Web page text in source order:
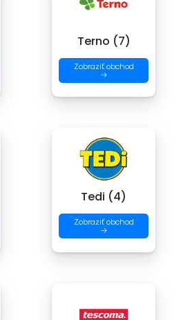
Terno (7)
Zobraziť obchod
→
Tedi (4)
Zobraziť obchod
→